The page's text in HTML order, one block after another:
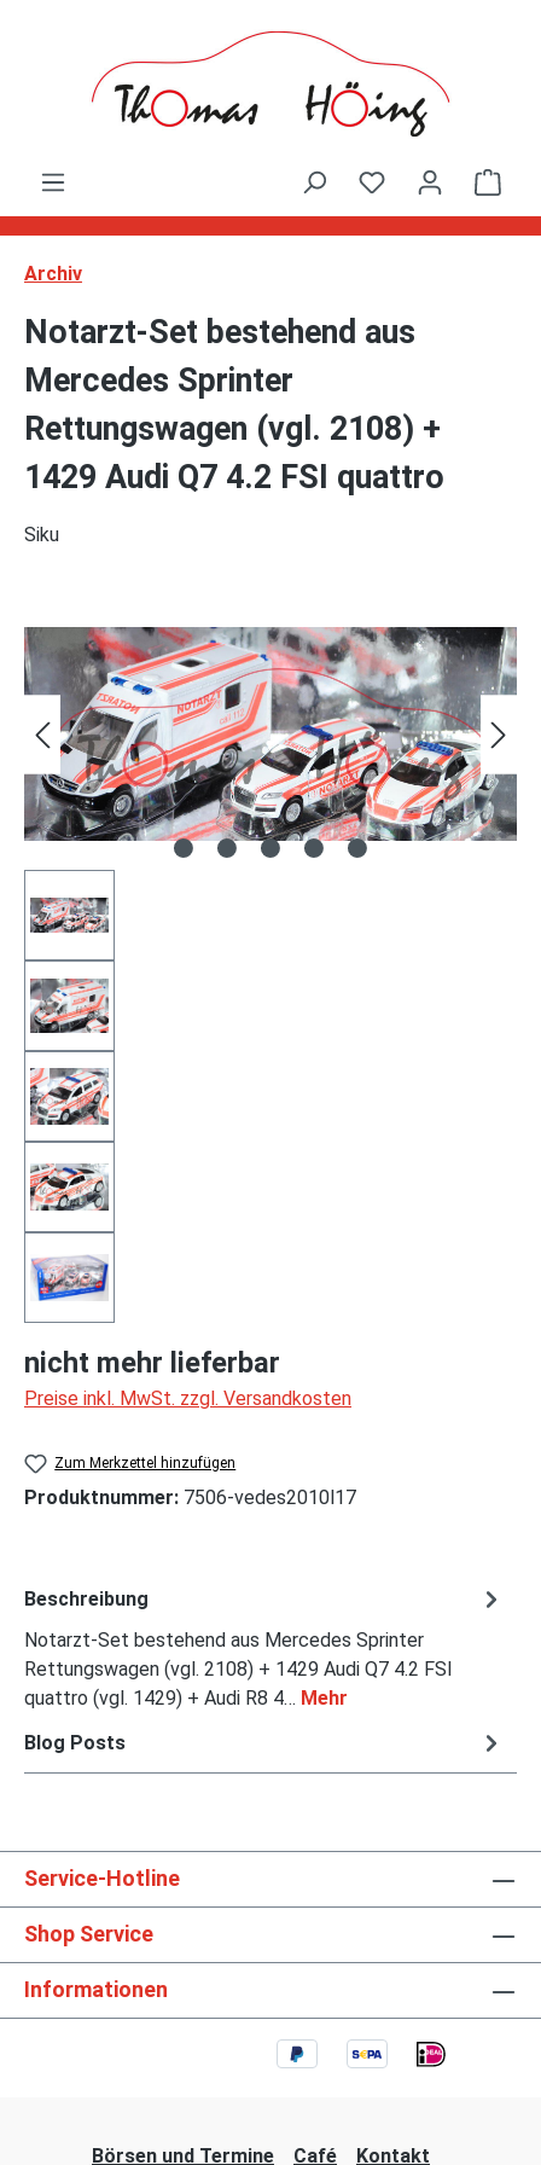
Archiv
Notarzt-Set bestehend aus
Mercedes Sprinter
Rettungswagen (vgl. 2108) +
1429 Audi Q7 4.2 FSI quattro
Siku
nicht mehr lieferbar
Preise inkl. MwSt. zzgl. Versandkosten
Zum Merkzettel hinzufügen
Produktnummer: 7506-vedes2010l17
Beschreibung
Notarzt-Set bestehend aus Mercedes Sprinter
Rettungswagen (vgl. 2108) + 1429 Audi Q7 4.2 FSI
quattro (vgl. 1429) + Audi R8 4… Mehr
Blog Posts
Service-Hotline
Shop Service
Informationen
Börsen und Termine Café Kontakt